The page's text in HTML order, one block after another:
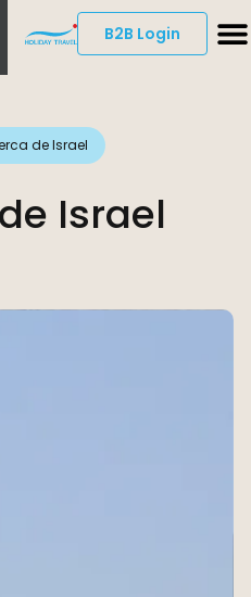
B2B Login
de Israel
Israel